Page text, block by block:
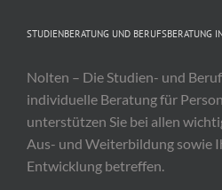
STUDIENBERATUNG UND BERUFSBERATUNG
Nolten – Die Studien- und
individuelle Beratung für
unterstützen Sie bei allen
Aus- und Weiterbildung sowie
Entwicklung betreffen.